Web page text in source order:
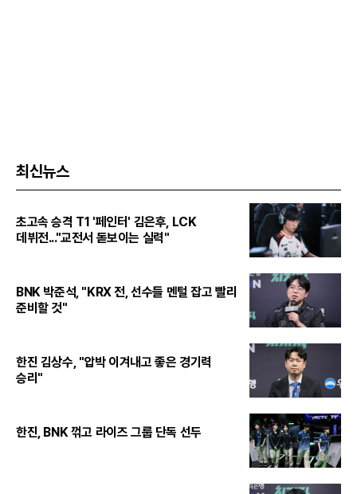
최신뉴스
초고속 승격 T1 '페인터' 김은후, LCK
데뷔전..."교전서 돋보이는 실력"
BNK 박준석, "KRX 전, 선수들 멘털 잡고 빨리
준비할 것"
한진 김상수, "압박 이겨내고 좋은 경기력
승리"
한진, BNK 꺾고 라이즈 그룹 단독 선두